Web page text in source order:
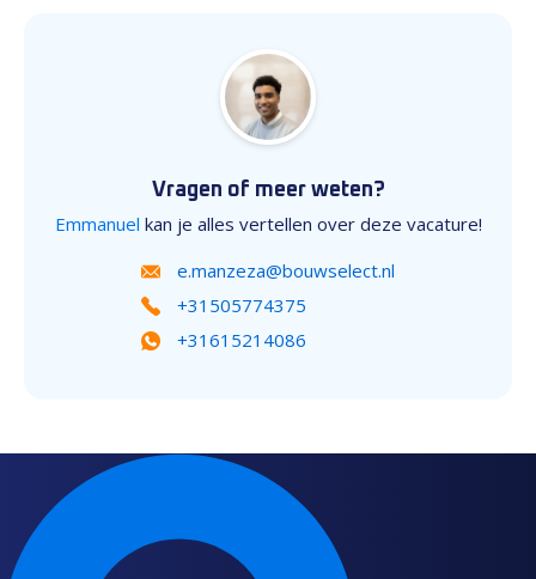
Vragen of meer weten?
Emmanuel kan je alles vertellen over deze vacature!
e.manzeza@bouwselect.nl
+31505774375
+31615214086